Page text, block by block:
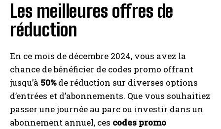
Les meilleures offres de
réduction
En ce mois de décembre 2024, vous avez la
chance de bénéficier de codes promo offrant
jusqu’à 50%de réduction sur diverses options
d’entrées et d’abonnements. Que vous souhaitiez
passer une journée au parc ou investir dans un
abonnement annuel, ces codes promo